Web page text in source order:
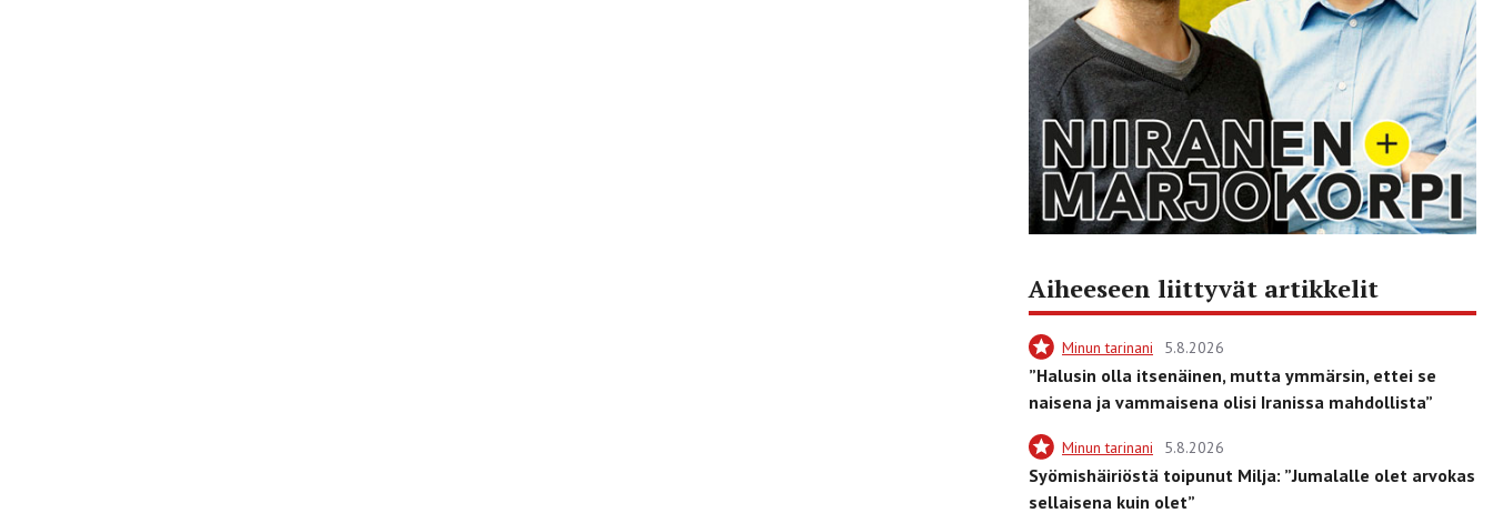
Aiheeseen liittyvät artikkelit
Minun tarinani 5.8.2026
”Halusin olla itsenäinen, mutta ymmärsin, ettei se
naisena ja vammaisena olisi Iranissa mahdollista”
Minun tarinani 5.8.2026
Syömishäiriöstä toipunut Milja: ”Jumalalle olet arvokas
sellaisena kuin olet”